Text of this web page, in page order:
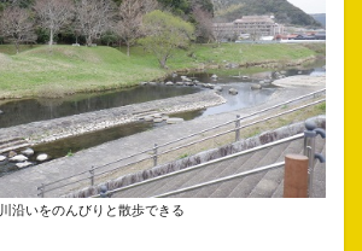
川沿いをのんびりと散歩できる